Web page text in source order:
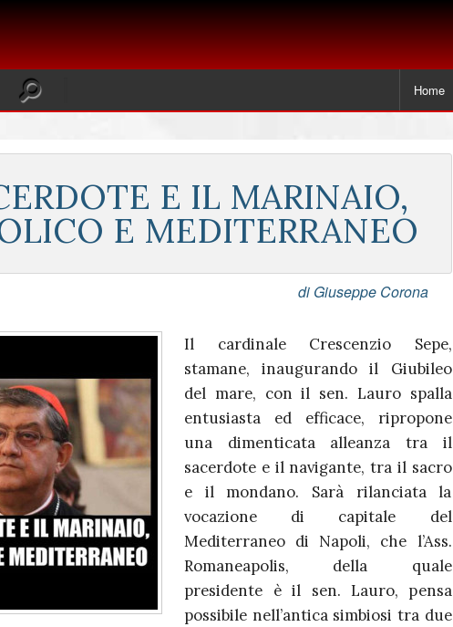
Home
E IL MARINAIO,
E MEDITERRANEO
di Giuseppe Corona
Il cardinale Crescenzio Sepe,
stamane, inaugurando il Giubileo
del mare, con il sen. Lauro spalla
entusiasta ed efficace, ripropone
una dimenticata alleanza tra il
sacerdote e il navigante, tra il sacro
e il mondano. Sarà rilanciata la
vocazione di capitale del
Mediterraneo di Napoli, che l’Ass.
Romaneapolis, della quale
presidente è il sen. Lauro, pensa
possibile nell’antica simbiosi tra due